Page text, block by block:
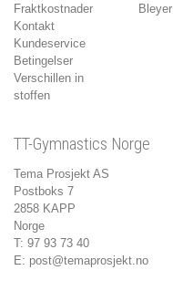
Fraktkostnader
Kontakt
Kundeservice
Betingelser
Verschillen in
stoffen
Bleyer
TT-Gymnastics Norge
Tema Prosjekt AS
Postboks 7
2858 KAPP
Norge
T: 97 93 73 40
E: post@temaprosjekt.no